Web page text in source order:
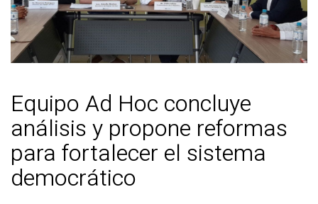
Equipo Ad Hoc concluye
análisis y propone reformas
para fortalecer el sistema
democrático